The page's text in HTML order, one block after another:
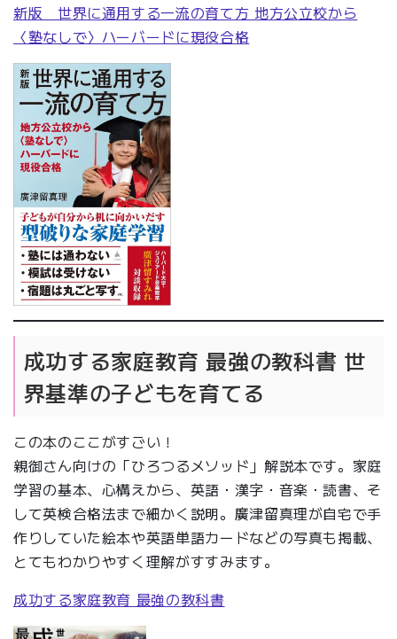
新版 世界に通用する一流の育て方 地方公立校から
〈塾なしで〉ハーバードに現役合格
成功する家庭教育 最強の教科書 世
界基準の子どもを育てる
この本のここがすごい！
親御さん向けの「ひろつるメソッド」解説本です。家庭
学習の基本、心構えから、英語・漢字・音楽・読書、そ
して英検合格法まで細かく説明。廣津留真理が自宅で手
作りしていた絵本や英語単語カードなどの写真も掲載、
とてもわかりやすく理解がすすみます。
成功する家庭教育 最強の教科書